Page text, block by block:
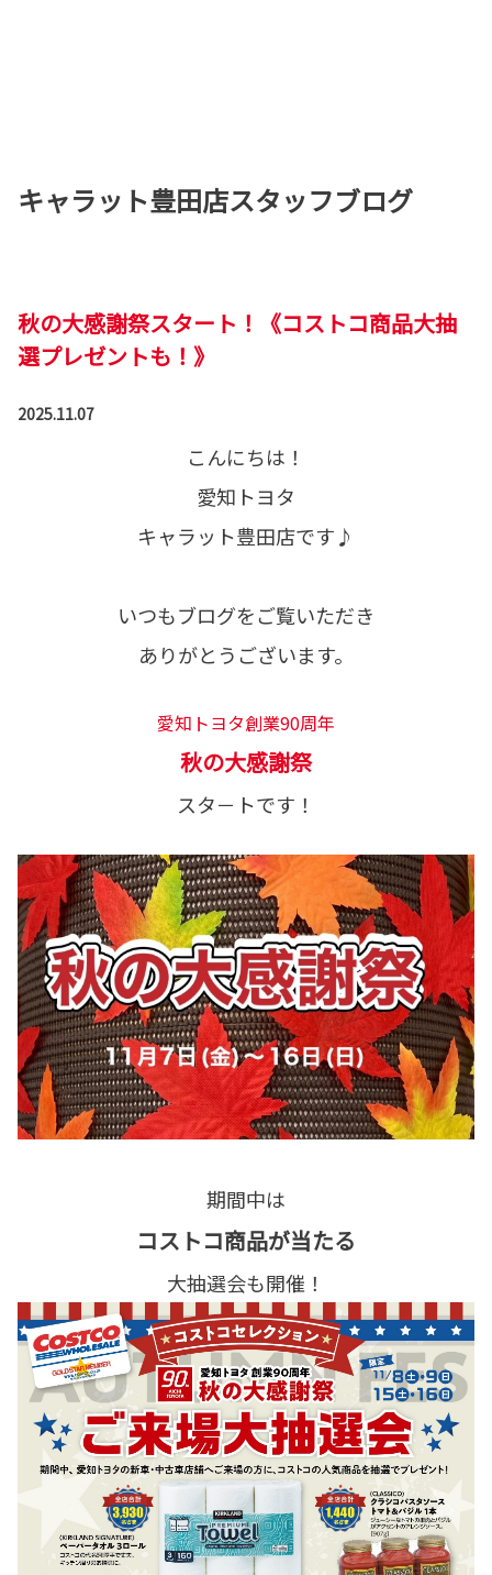
キャラット豊田店スタッフブログ
秋の大感謝祭スタート！《コストコ商品大抽
選プレゼントも！》
2025.11.07
こんにちは！
愛知トヨタ
キャラット豊田店です♪
いつもブログをご覧いただき
ありがとうございます。
愛知トヨタ創業90周年
秋の大感謝祭
スタ－トです！
期間中は
コストコ商品が当たる
大抽選会も開催！